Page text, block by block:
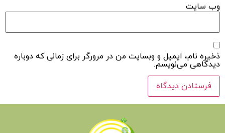
وب‌ سایت
ذخیره نام، ایمیل و وبسایت من در مرورگر برای زمانی که دوباره
دیدگاهی می‌نویسم.